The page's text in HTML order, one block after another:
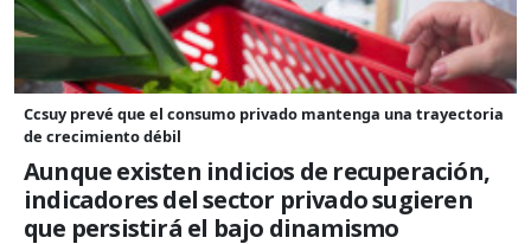
Ccsuy prevé que el consumo privado mantenga una trayectoria
de crecimiento débil
Aunque existen indicios de recuperación,
indicadores del sector privado sugieren
que persistirá el bajo dinamismo